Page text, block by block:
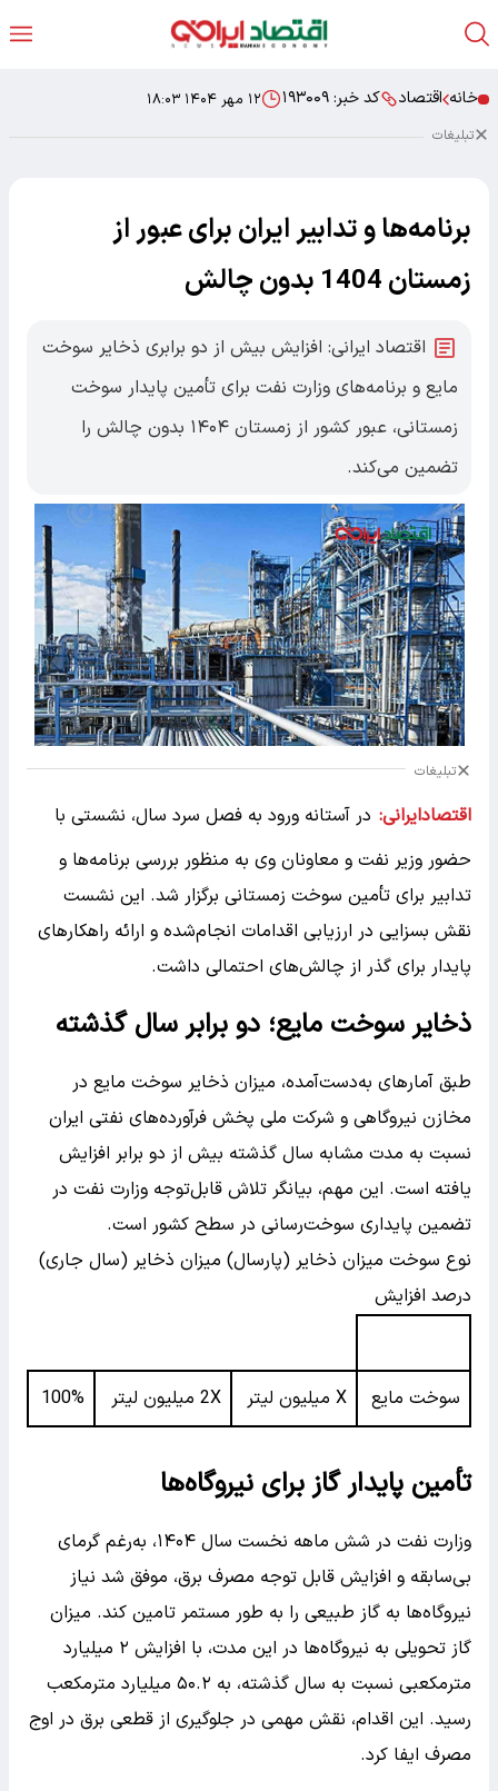
خانه اقتصاد کد خبر: ۱۹۳۰۰۹ ۱۲ مهر ۱۴۰۴ ۱۸:۰۳
تبلیغات
برنامه‌ها و تدابیر ایران برای عبور از
زمستان 1404 بدون چالش
اقتصاد ایرانی: افزایش بیش از دو برابری ذخایر سوخت
مایع و برنامه‌های وزارت نفت برای تأمین پایدار سوخت
زمستانی، عبور کشور از زمستان ۱۴۰۴ بدون چالش را
تضمین می‌کند.
تبلیغات
اقتصادایرانی: در آستانه ورود به فصل سرد سال، نشستی با
حضور وزیر نفت و معاونان وی به منظور بررسی برنامه‌ها و
تدابیر برای تأمین سوخت زمستانی برگزار شد. این نشست
نقش بسزایی در ارزیابی اقدامات انجام‌شده و ارائه راهکارهای
پایدار برای گذر از چالش‌های احتمالی داشت.
ذخایر سوخت مایع؛ دو برابر سال گذشته
طبق آمارهای به‌دست‌آمده، میزان ذخایر سوخت مایع در
مخازن نیروگاهی و شرکت ملی پخش فرآورده‌های نفتی ایران
نسبت به مدت مشابه سال گذشته بیش از دو برابر افزایش
یافته است. این مهم، بیانگر تلاش قابل‌توجه وزارت نفت در
تضمین پایداری سوخت‌رسانی در سطح کشور است.
نوع سوخت میزان ذخایر (پارسال) میزان ذخایر (سال جاری)
درصد افزایش
سوخت مایع X میلیون لیتر 2X میلیون لیتر 100%
تأمین پایدار گاز برای نیروگاه‌ها
وزارت نفت در شش ماهه نخست سال ۱۴۰۴، به‌رغم گرمای
بی‌سابقه و افزایش قابل توجه مصرف برق، موفق شد نیاز
نیروگاه‌ها به گاز طبیعی را به طور مستمر تامین کند. میزان
گاز تحویلی به نیروگاه‌ها در این مدت، با افزایش ۲ میلیارد
مترمکعبی نسبت به سال گذشته، به ۵۰.۲ میلیارد مترمکعب
رسید. این اقدام، نقش مهمی در جلوگیری از قطعی برق در اوج
مصرف ایفا کرد.